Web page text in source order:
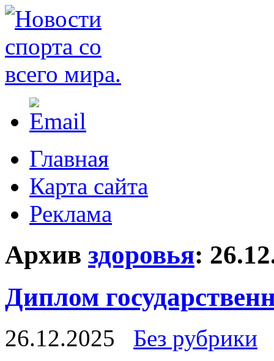
Главная
Карта сайта
Реклама
Архив здоровья:
Диплом
26.12.2025
Без рубрики